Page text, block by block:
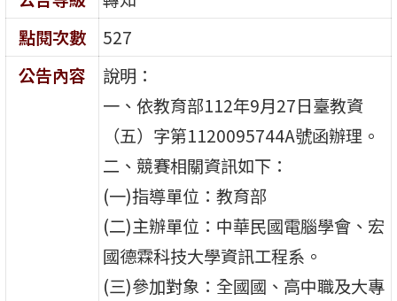
點閱次數
527
公告內容
說明：
一、依教育部112年9月27日臺教資
（五）字第1120095744A號函辦理。
二、競賽相關資訊如下：
(一)指導單位：教育部
(二)主辦單位：中華民國電腦學會、宏
國德霖科技大學資訊工程系。
(三)參加對象：全國國、高中職及大專